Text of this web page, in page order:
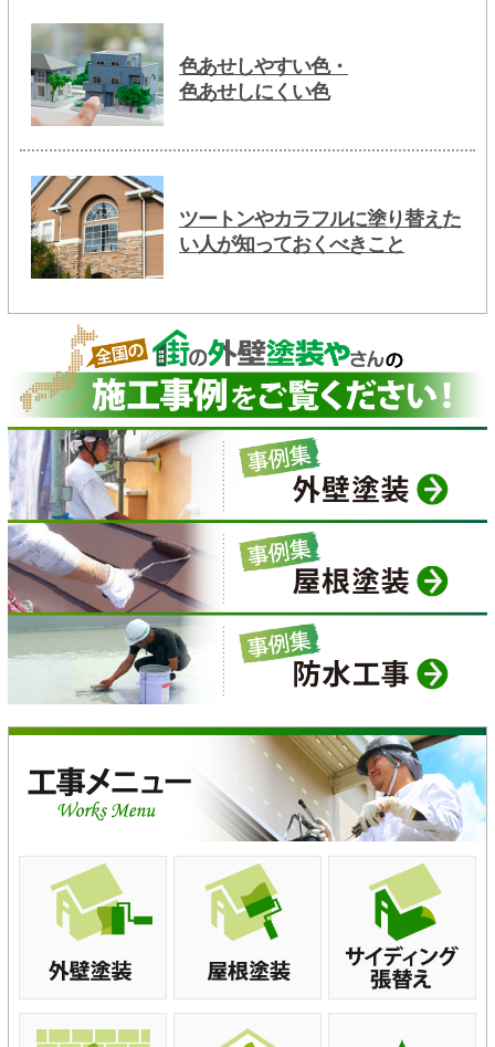
色あせしやすい色・
色あせしにくい色
ツートンやカラフルに塗り替えた
い人が知っておくべきこと